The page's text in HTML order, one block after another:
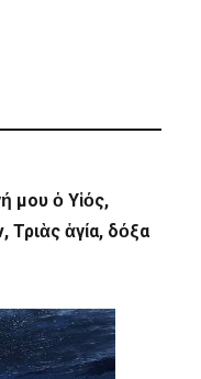
μου ὁ Υἱός,
Τριὰς ἁγία, δόξα